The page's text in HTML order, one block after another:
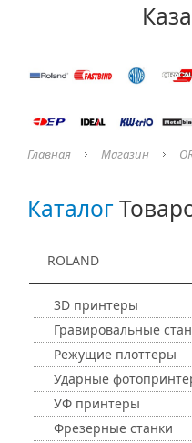
Главная Магазин
Каталог
ROLAND
3D принтеры
Гравировальные
Режущие плоттеры
Ударные
УФ принтеры
Фрезерные станки